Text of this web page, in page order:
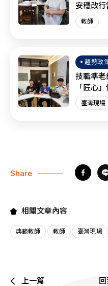
安穩改
教師
趨勢政
技職準
「匠心
臺灣現場
Share
相關文章內容
典範教師 教師 臺灣現場
上一篇